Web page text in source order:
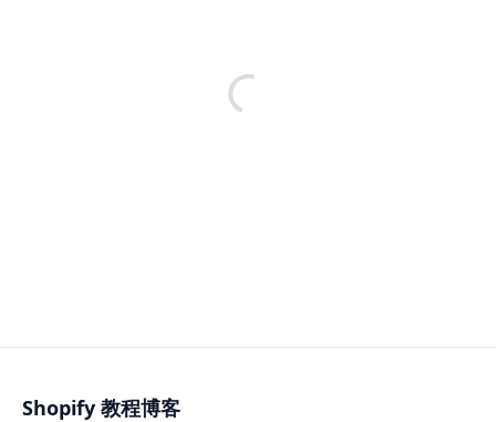
会分享如何通过跟 AI 编程工具沟通，为你生成的网页添加功
能。 当一切搞定之后，我会教你如何部署上线。这样你将不
Shopify 教程博客